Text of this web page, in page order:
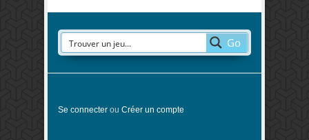
Go
Se connecter ou Créer un compte